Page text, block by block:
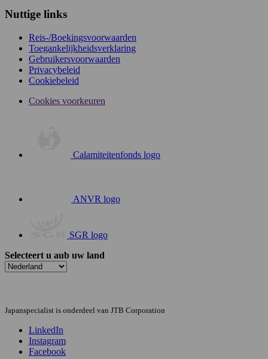
Nuttige links
Reis-/Boekingsvoorwaarden
Toegankelijkheidsverklaring
Gebruikersvoorwaarden
Privacybeleid
Cookiebeleid
Cookies voorkeuren
Calamiteitenfonds logo
ANVR logo
SGR logo
Selecteert u aub uw land
Japanspecialist is onderdeel van JTB Corporation
LinkedIn
Instagram
Facebook